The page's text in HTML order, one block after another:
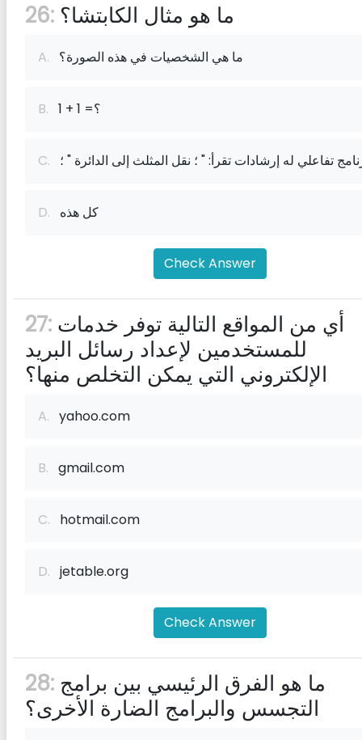
26: ما هو مثال الكابتشا؟
A. ما هي الشخصيات في هذه الصورة؟
B. 1 + 1 =؟
C. تفاعلي له إرشادات تقرأ: " ؛ نقل المثلث إلى الدائرة " ؛
D. كل هذه
Check Answer
27:
للمستخدمين لإعداد رسائل البريد
الإلكتروني التي يمكن التخلص منها؟
A. yahoo.com
B. gmail.com
C. hotmail.com
D. jetable.org
Check Answer
28:
التجسس والبرامج الضارة الأخرى؟